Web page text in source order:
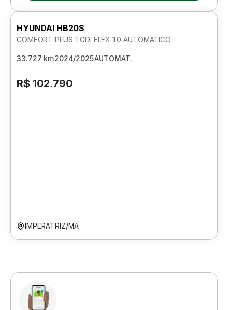
HYUNDAI HB20S
COMFORT PLUS TGDI FLEX 1.0 AUTOMATICO
33.727 km2024/2025AUTOMAT.
R$ 102.790
IMPERATRIZ/MA